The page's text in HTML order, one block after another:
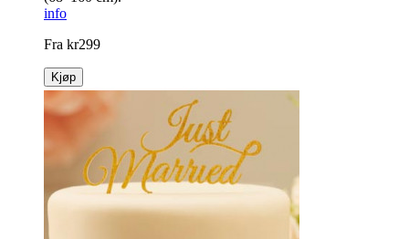
info
Fra kr299
Kjøp